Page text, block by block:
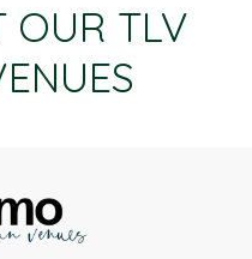
OUR TLV